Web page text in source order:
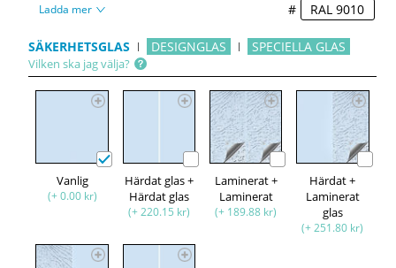
Ladda mer #
SÄKERHETSGLAS DESIGNGLAS SPECIELLA GLAS
Vilken ska jag välja?
Vanlig
(+ 0.00 kr)
Härdat glas +
Härdat glas
(+ 220.15 kr)
Laminerat +
Laminerat
(+ 189.88 kr)
Härdat +
Laminerat
glas
(+ 251.80 kr)